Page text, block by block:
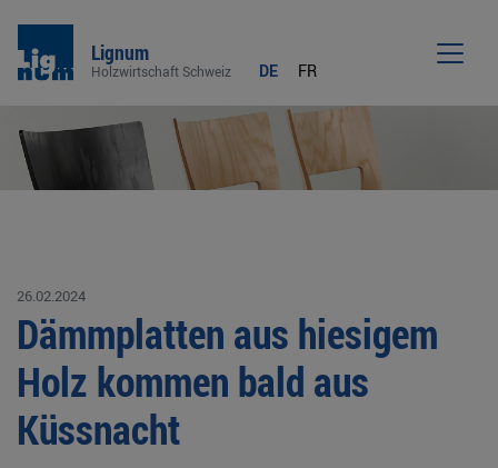
Lignum
Holzwirtschaft Schweiz DE FR
26.02.2024
Dämmplatten aus hiesigem
Holz kommen bald aus
Küssnacht